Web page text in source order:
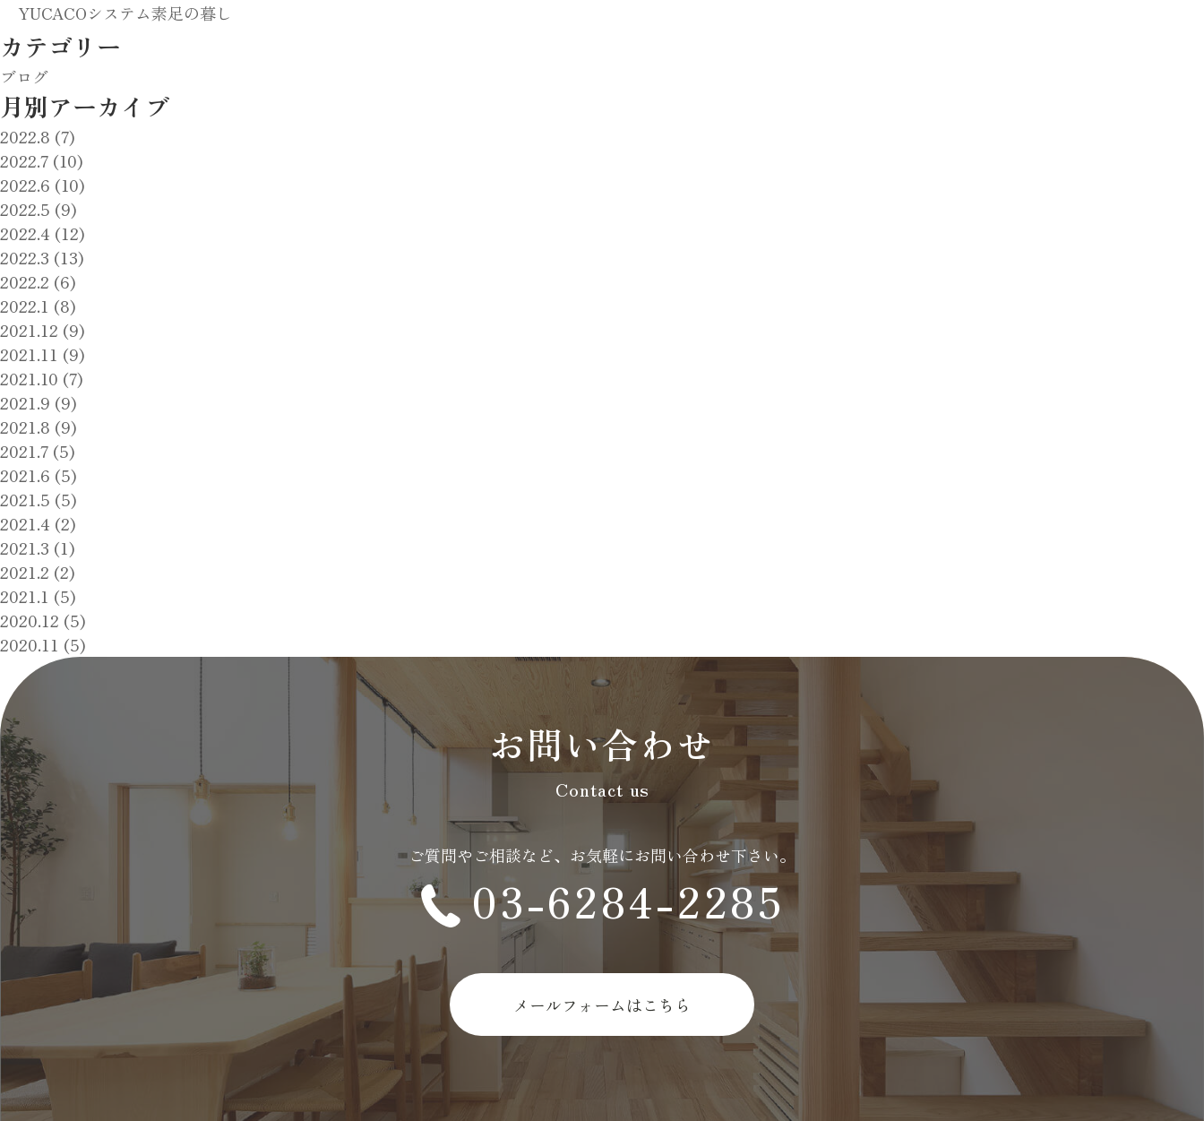
と
床
暖
房
方
式
の
違
い
は
YUCACOシステム素足の暮し
カテゴリー
ブログ
月別アーカイブ
2022.8 (7)
2022.7 (10)
2022.6 (10)
2022.5 (9)
2022.4 (12)
2022.3 (13)
2022.2 (6)
2022.1 (8)
2021.12 (9)
2021.11 (9)
2021.10 (7)
2021.9 (9)
2021.8 (9)
2021.7 (5)
2021.6 (5)
2021.5 (5)
2021.4 (2)
2021.3 (1)
2021.2 (2)
2021.1 (5)
2020.12 (5)
2020.11 (5)
お問い合わせ
Contact us
ご質問やご相談など、 お気軽にお問い合わせ下さい。
03-6284-2285
メールフォームはこちら